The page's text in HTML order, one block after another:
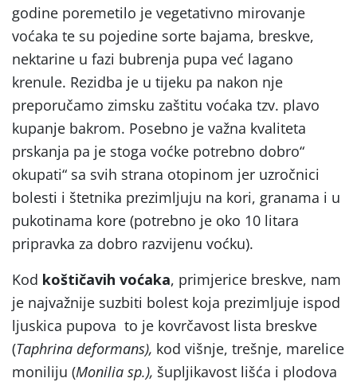
godine poremetilo je vegetativno mirovanje
voćaka te su pojedine sorte bajama, breskve,
nektarine u fazi bubrenja pupa već lagano
krenule. Rezidba je u tijeku pa nakon nje
preporučamo zimsku zaštitu voćaka tzv. plavo
kupanje bakrom. Posebno je važna kvaliteta
prskanja pa je stoga voćke potrebno dobro“
okupati“ sa svih strana otopinom jer uzročnici
bolesti i štetnika prezimljuju na kori, granama i u
pukotinama kore (potrebno je oko 10 litara
pripravka za dobro razvijenu voćku).
Kod koštičavih voćaka, primjerice breskve, nam
je najvažnije suzbiti bolest koja prezimljuje ispod
ljuskica pupova to je kovrčavost lista breskve
(Taphrina deformans), kod višnje, trešnje, marelice
moniliju (Monilia sp.), šupljikavost lišća i plodova